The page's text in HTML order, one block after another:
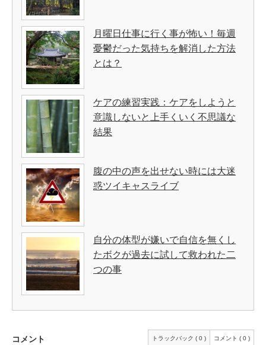
月曜日仕事に行く事が怖い！毎週
憂鬱だった気持ちを解消した方法
とは？
ケアの練習実践：ケアをしようと
意識しないと上手くいく不思議な
結果
腹の中の声を出せない時には大迷
惑ツイキャスライブ
自分の体型が嫌いで自信を無くし
たボクが過去に試して救われた二
つの事
コメント トラックバック ( 0 ) コメント ( 0 )